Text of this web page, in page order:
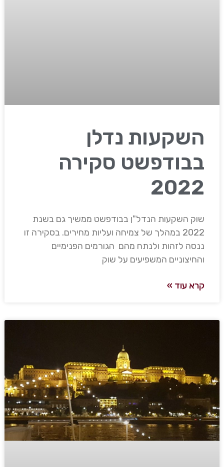
השקעות נדלן
בבודפשט סקירה
2022
שוק השקעות הנדל"ן בבודפשט ממשיך גם בשנת
2022 במהלך של צמיחה ועליות מחירים. בסקירה זו
ננסה לזהות ולנתח מהם הגורמים הפנימיים
והחיצוניים המשפיעים על שוק
קרא עוד »